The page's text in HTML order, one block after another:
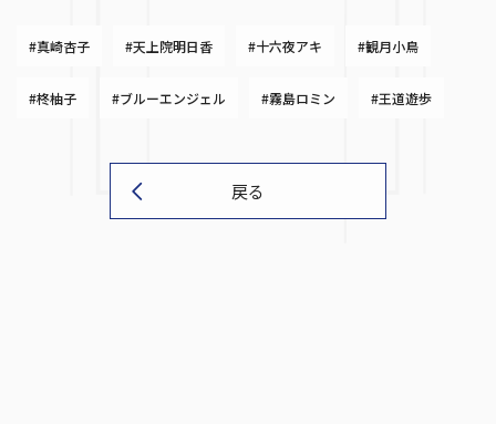
#真崎杏子 #天上院明日香 #十六夜アキ #観月小鳥
#柊柚子 #ブルーエンジェル #霧島ロミン #王道遊歩
戻る